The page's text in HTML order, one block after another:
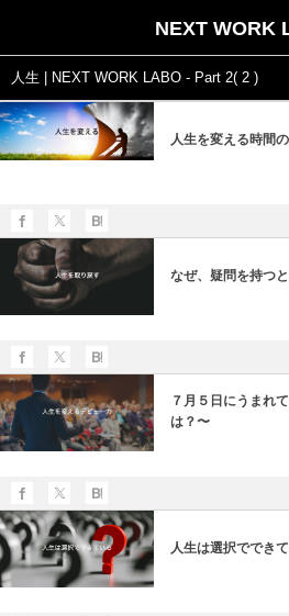
NEXT WORK
人生 | NEXT WORK LABO - Part 2( 2 )
人生を変える時間
なぜ、疑問を持つ
７月５日にうまれ
は？〜
人生は選択ででき